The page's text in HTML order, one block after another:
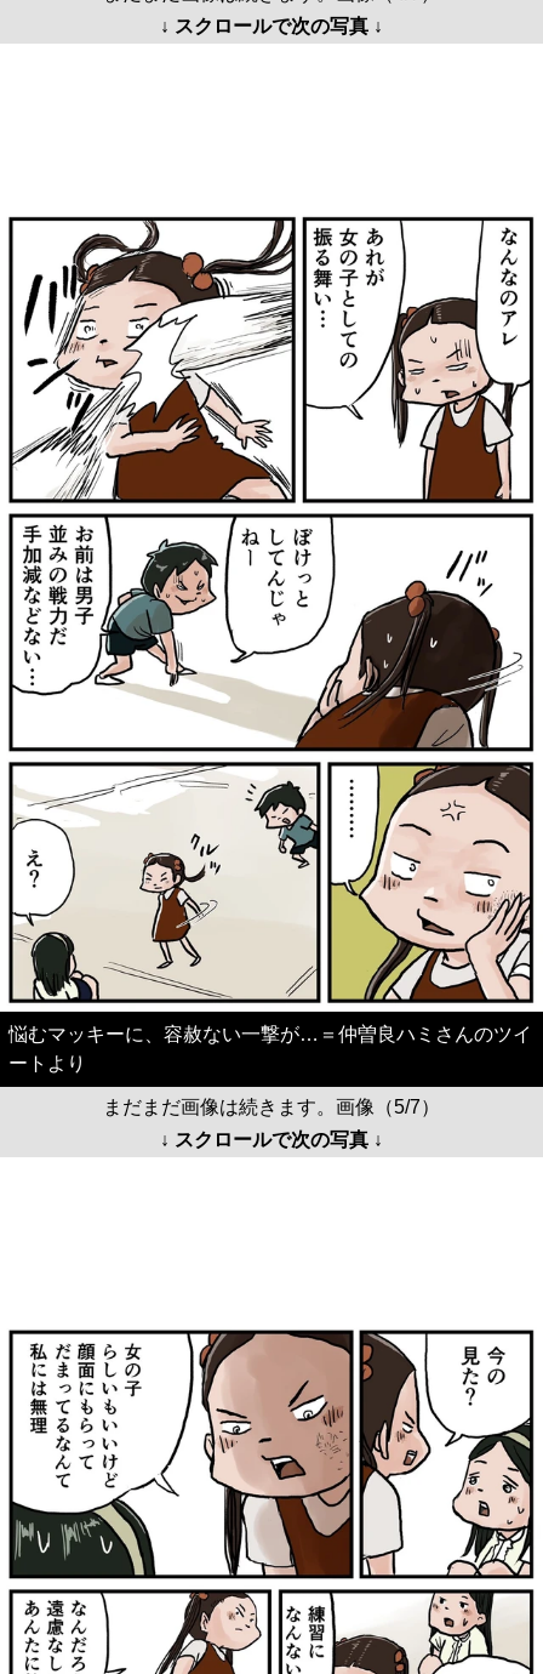
↓ スクロールで次の写真 ↓
悩むマッキーに、容赦ない一撃が…＝仲曽良ハミさんのツイ
ートより
まだまだ画像は続きます。画像（5/7）
↓ スクロールで次の写真 ↓